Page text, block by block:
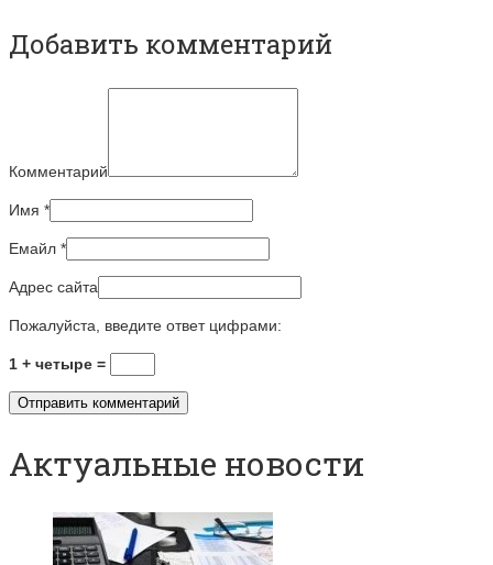
Добавить комментарий
Комментарий
Имя *
Емайл *
Адрес сайта
Пожалуйста, введите ответ цифрами:
1 + четыре =
Актуальные новости